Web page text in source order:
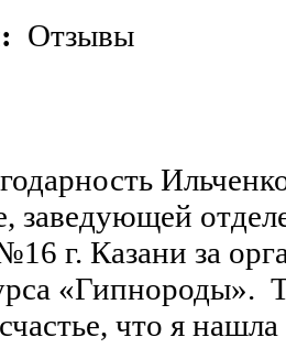
Отзывы
заведующей
г. Казани за
«Гипнороды».
что я